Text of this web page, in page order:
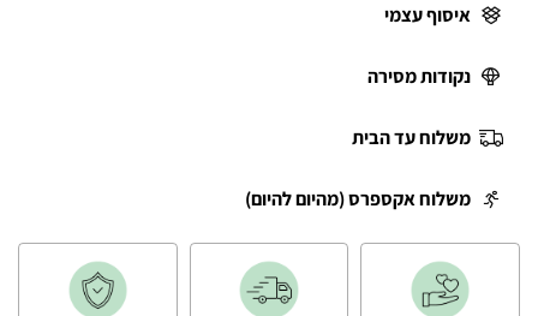
איסוף עצמי
נקודות מסירה
משלוח עד הבית
משלוח אקספרס (מהיום להיום)